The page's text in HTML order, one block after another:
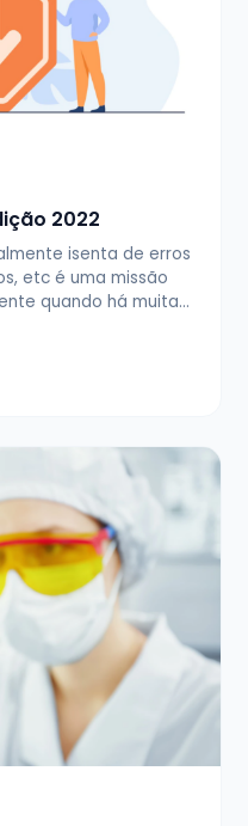
2022
isenta de erros
etc é uma missão
quando há muita…